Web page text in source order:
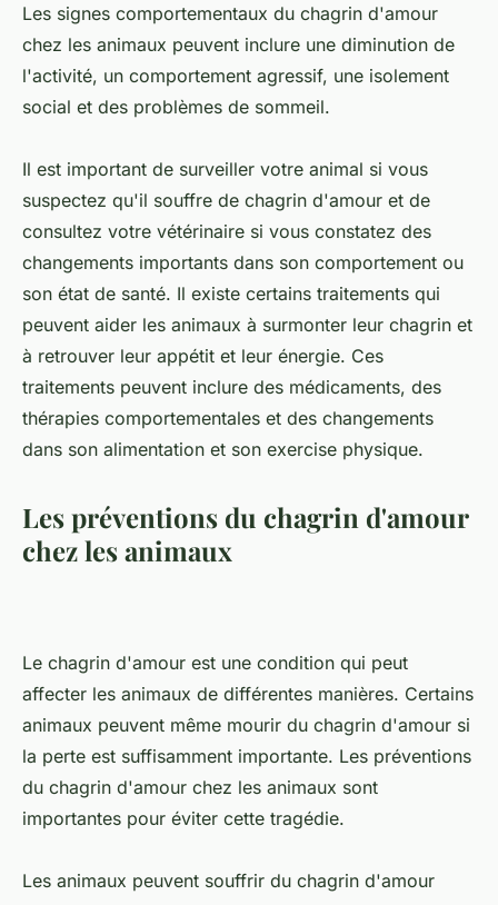
Les signes comportementaux du chagrin d'amour
chez les animaux peuvent inclure une diminution de
l'activité, un comportement agressif, une isolement
social et des problèmes de sommeil.
Il est important de surveiller votre animal si vous
suspectez qu'il souffre de chagrin d'amour et de
consultez votre vétérinaire si vous constatez des
changements importants dans son comportement ou
son état de santé. Il existe certains traitements qui
peuvent aider les animaux à surmonter leur chagrin et
à retrouver leur appétit et leur énergie. Ces
traitements peuvent inclure des médicaments, des
thérapies comportementales et des changements
dans son alimentation et son exercise physique.
Les préventions du chagrin d'amour
chez les animaux
Le chagrin d'amour est une condition qui peut
affecter les animaux de différentes manières. Certains
animaux peuvent même mourir du chagrin d'amour si
la perte est suffisamment importante. Les préventions
du chagrin d'amour chez les animaux sont
importantes pour éviter cette tragédie.
Les animaux peuvent souffrir du chagrin d'amour